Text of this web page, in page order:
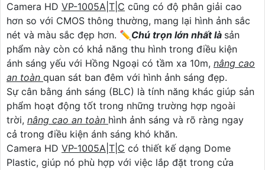
Camera HD VP-1005A|T|C cũng có độ phân giải cao
hơn so với CMOS thông thường, mang lại hình ảnh sắc
nét và màu sắc đẹp hơn. ✏Chú trọn lớn nhất là sản
phẩm này còn có khả năng thu hình trong điều kiện
ánh sáng yếu với Hồng Ngoại có tầm xa 10m, nâng cao
an toàn quan sát ban đêm với hình ảnh sáng đẹp.
Sự cân bằng ánh sáng (BLC) là tính năng khác giúp sản
phẩm hoạt động tốt trong những trường hợp ngoài
trời, nâng cao an toàn hình ảnh sáng và rõ ràng ngay
cả trong điều kiện ánh sáng khó khăn.
Camera HD VP-1005A|T|C có thiết kế dạng Dome
Plastic, giúp nó phù hợp với việc lắp đặt trong cửa